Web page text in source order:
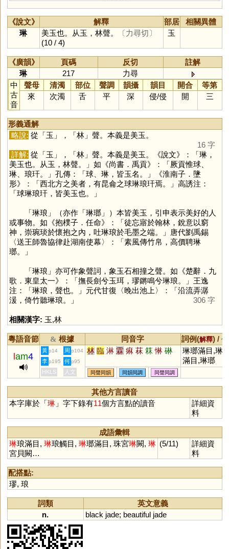
《說文》 解釋 部居
相關異體
琳
美玉也。从玉，林聲。
〔力尋切〕
(10 / 4)
玉
《廣韻》 頁碼 反切
註解
琳
217
力尋
中
古
音
聲母 清濁 部位 聲調 韻攝 韻目 開合
等第
來
次濁 舌 平 深 侵/侵 開 三
形義通解
略說: 從「玉 」，「林」聲。本義是美玉。
16 字
詳解: 從「玉 」，「林」聲。本義是美玉。《說文》：「琳，
美玉也。从玉，林聲。」如《尚書．禹貢》：「厥貢惟球、
琳、琅玕。」孔傳：「球、琳，皆玉名。」《淮南子．墬
形》：「西北方之美者，有昆侖之球琳琅玕焉。」高誘注：
「球琳琅玕，皆美玉也。」
「琳琅」（亦作「琳瑯」）本皆美玉，引申表示美好的人
或事物。如《抱樸子．任命》：「徒忘寤於翰林，銳意以窮
神，崇琬琰於懷抱之內，吐琳琅於毛墨之端。」唐代劉禹錫
〈送王師魯協律赴湖南使幕〉：「素風傳竹帛，高價聘琳
瑯。」
「琳琅」亦可作象聲詞，象玉石相撞之聲。如《楚辭．九
歌．東皇太一》：「撫長劍兮玉珥，璆鏘鳴兮琳琅。」王逸
注：「琳琅，聲也。」元代甘復〈晚出池上〉：「沿流弄潺
湲，倚竹聽琳琅。」
306 字
相關漢字: 玉,林
粵語音節 & 根據 同音字 詞例(解釋) /
lam4
黃 p14 周 p104 林 臨 淋 霖 痳 菻 箖 惏 碄
琳瑯滿目,琳
滿目,琳瑯
李 p195 何 p95
HKLS 人文 同聲同韻 同韻同調 同聲同調
其他方言讀音
本字庫於「琳」字下錄有11個方言點的讀音
詳細資
料
成語彙輯
琳琅滿目, 琳琅觸目, 琳瑯滿目, 珠宮琳闕, 琳
宮貝闕…
(5/11)
詳細資
料
配搭點:
璆, 琅
詞類
英文意義
n.
black jade; beautiful jade